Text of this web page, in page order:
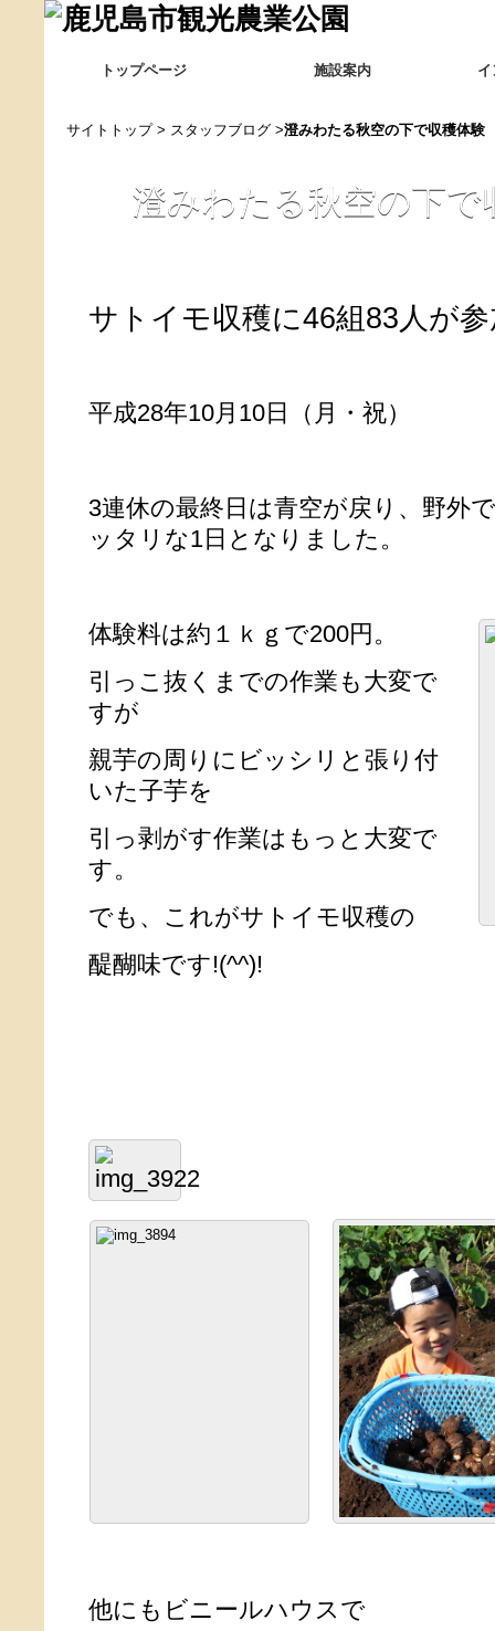
トップページ 施設案内
サイトトップ> スタッフブログ >澄みわたる秋空の下で収穫体験
澄みわたる秋空の下で
サトイモ収穫に46組83人が
平成28年10月10日（月・
3連休の最終日は青空が戻り、野外
ッタリな1日となりました。
体験料は約１ｋｇで200円。
引っこ抜くまでの作業も大変で
すが
親芋の周りにビッシリと張り付
いた子芋を
引っ剥がす作業はもっと大変で
す。
でも、これがサトイモ収穫の
醍醐味です!(^^)!
他にもビニールハウスで